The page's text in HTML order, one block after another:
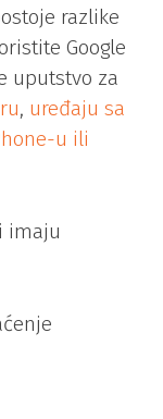
razlike
Google
uputstvo za
, uređaju sa
u ili
imaju